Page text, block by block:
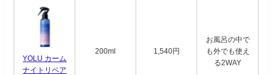
YOLU カーム
ナイトリペア
200ml 1,540円
お風呂の中で
も外でも使え
る2WAY